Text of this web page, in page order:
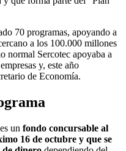
70 programas, apoyando a
a los 100.000 millones
normal Sercotec apoyaba a
y, este año
de Economía.
un fondo concursable al
16 de octubre y que se